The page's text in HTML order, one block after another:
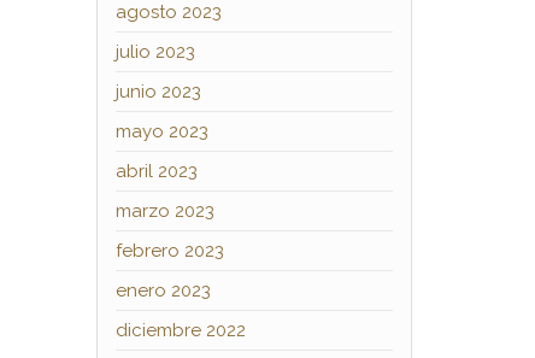
agosto 2023
julio 2023
junio 2023
mayo 2023
abril 2023
marzo 2023
febrero 2023
enero 2023
diciembre 2022